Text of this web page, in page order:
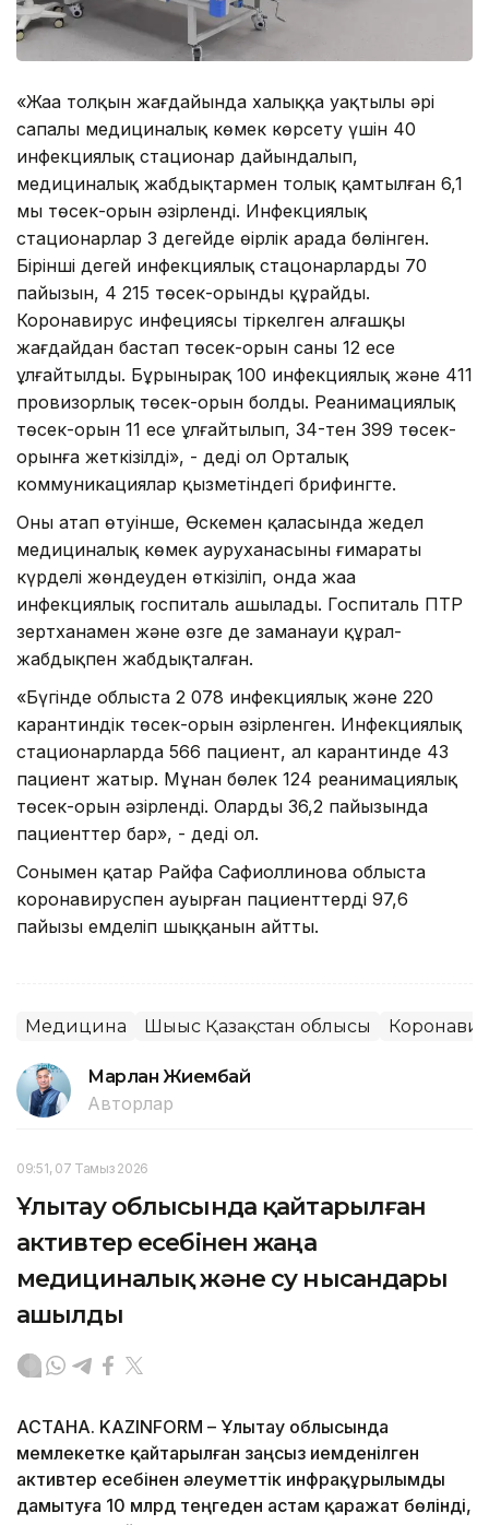
«Жаңа толқын жағдайында халыққа уақтылы әрі
сапалы медициналық көмек көрсету үшін 40
инфекциялық стационар дайындалып,
медициналық жабдықтармен толық қамтылған 6,1
мың төсек-орын әзірленді. Инфекциялық
стационарлар 3 деңгейде өңірлік арада бөлінген.
Бірінші деңгей инфекциялық стацонарлардың 70
пайызын, 4 215 төсек-орынды құрайды.
Коронавирус инфециясы тіркелген алғашқы
жағдайдан бастап төсек-орын саны 12 есе
ұлғайтылды. Бұрынырақ 100 инфекциялық және 411
провизорлық төсек-орын болды. Реанимациялық
төсек-орын 11 есе ұлғайтылып, 34-тен 399 төсек-
орынға жеткізілді», - деді ол Орталық
коммуникациялар қызметіндегі брифингте.
Оның атап өтуінше, Өскемен қаласында жедел
медициналық көмек ауруханасының ғимараты
күрделі жөндеуден өткізіліп, онда жаңа
инфекциялық госпиталь ашылады. Госпиталь ПТР
зертханамен және өзге де заманауи құрал-
жабдықпен жабдықталған.
«Бүгінде облыста 2 078 инфекциялық және 220
карантиндік төсек-орын әзірленген. Инфекциялық
стационарларда 566 пациент, ал карантинде 43
пациент жатыр. Мұнан бөлек 124 реанимациялық
төсек-орын әзірленді. Олардың 36,2 пайызында
пациенттер бар», - деді ол.
Сонымен қатар Райфа Сафиоллинова облыста
коронавируспен ауырған пациенттердің 97,6
пайызы емделіп шыққанын айтты.
Медицина Шығыс Қазақстан облысы
Марлан Жиембай
Авторлар
09:51, 07 Тамыз 2026
Ұлытау облысында қайтарылған
активтер есебінен жаңа
медициналық және су нысандары
ашылды
АСТАНА. KAZINFORM – Ұлытау облысында
мемлекетке қайтарылған заңсыз иемденілген
активтер есебінен әлеуметтік инфрақұрылымды
дамытуға 10 млрд теңгеден астам қаражат бөлінді,